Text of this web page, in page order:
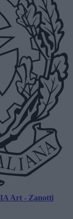
Art - Zanotti